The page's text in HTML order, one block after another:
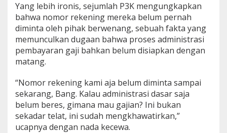
u
a
g
a
u
t
M
e
n
j
Yang lebih ironis, sejumlah P3K mengungkapkan
bahwa nomor rekening mereka belum pernah
diminta oleh pihak berwenang, sebuah fakta yang
memunculkan dugaan bahwa proses administrasi
pembayaran gaji bahkan belum disiapkan dengan
matang.
“Nomor rekening kami aja belum diminta sampai
sekarang, Bang. Kalau administrasi dasar saja
belum beres, gimana mau gajian? Ini bukan
sekadar telat, ini sudah mengkhawatirkan,”
ucapnya dengan nada kecewa.